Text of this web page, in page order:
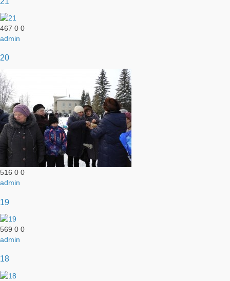
467 0 0
admin
20
516 0 0
admin
19
569 0 0
admin
18